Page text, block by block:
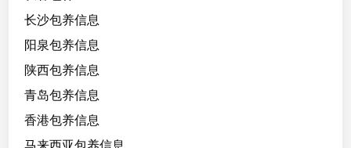
长沙包养信息
阳泉包养信息
陕西包养信息
青岛包养信息
香港包养信息